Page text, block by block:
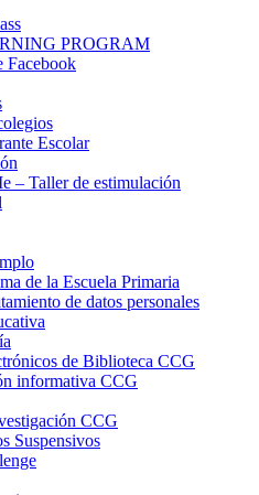
PROGRAM
Facebook
Escolar
– Taller de estimulación
de la Escuela Primaria
de datos personales
de Biblioteca CCG
informativa CCG
CCG
Suspensivos